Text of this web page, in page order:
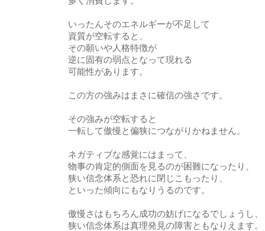
いったんそのエネルギーが不足して
資質が空転すると、
その願いや人格特徴が
逆に固有の弱点となって現れる
可能性があります。
この方の強みはまさに確信の強さです。
その強みが空転すると
一転して傲慢と偏狭につながりかねません。
ネガティブな感覚にはまって、
物事の肯定的側面を見るのが困難になったり、
狭い信念体系と恐れに閉じこもったり、
といった傾向にもなりうるのです。
傲慢さはもちろん成功の妨げになるでしょうし、
狭い信念体系は真理発見の障害ともなりえます。